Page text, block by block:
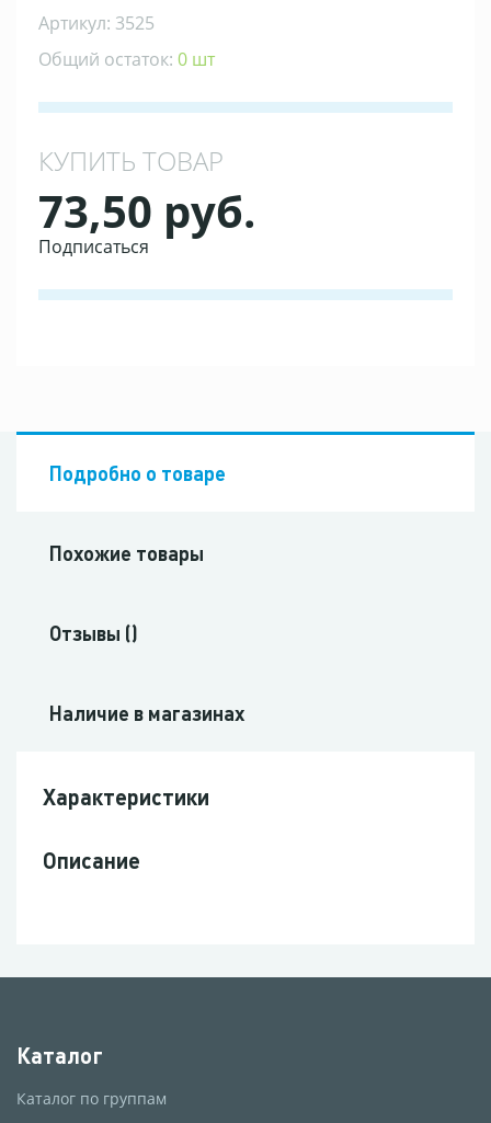
Артикул: 3525
Общий остаток: 0 шт
КУПИТЬ ТОВАР
73,50 руб.
Подписаться
Подробно о товаре
Похожие товары
Отзывы ()
Наличие в магазинах
Характеристики
Описание
Каталог
Каталог по группам